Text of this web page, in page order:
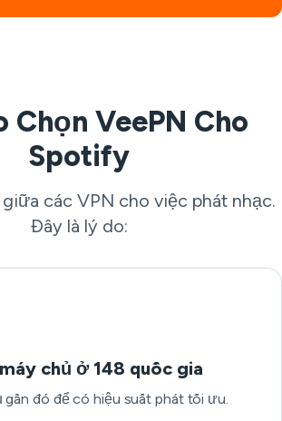
Chọn VeePN Cho
Spotify
các VPN cho việc phát nhạc.
Đây là lý do:
chủ ở 148 quốc gia
gần đó để có hiệu suất phát tối ưu.